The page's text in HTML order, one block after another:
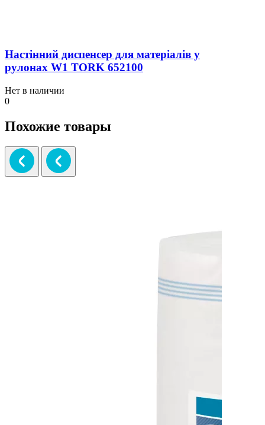
Настінний диспенсер для матеріалів у
рулонах W1 TORK 652100
Нет в наличии
0
Похожие товары